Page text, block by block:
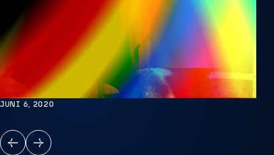
JUNI 6, 2020
VORIGEVOLGENDE